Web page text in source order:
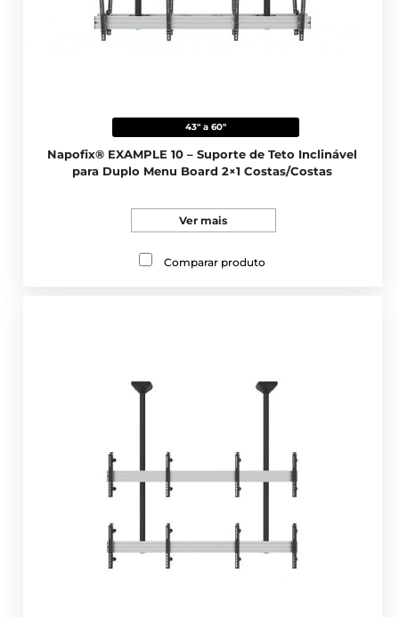
43" a 60"
Napofix® EXAMPLE 10 – Suporte de Teto Inclinável
para Duplo Menu Board 2×1 Costas/Costas
Ver mais
Comparar produto